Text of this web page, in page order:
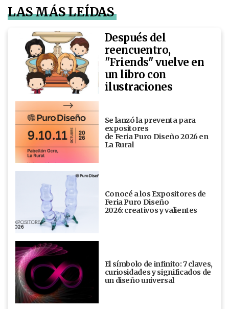
LAS MÁS LEÍDAS
Después del
reencuentro,
"Friends" vuelve en
un libro con
ilustraciones
Se lanzó la preventa para
expositores
de Feria Puro Diseño 2026 en
La Rural
Conocé a los Expositores de
Feria Puro Diseño
2026: creativos y valientes
El símbolo de infinito: 7 claves,
curiosidades y significados de
un diseño universal